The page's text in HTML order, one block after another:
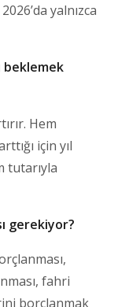
yalnızca
beklemek
Hem
için yıl
tutarıyla
gerekiyor?
fahri
borçlanmak